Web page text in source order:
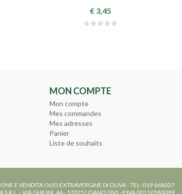
€ 3,45
MON COMPTE
Mon compte
Mes commandes
Mes adresses
Panier
Liste de souhaits
E VENDITA OLIO EXTRAVERGINE DI OLIVA - TEL: 019 668027
S.R.L. - VIA GHILINI, 46 - 17025 LOANO (SV) - P.IVA 00110580099